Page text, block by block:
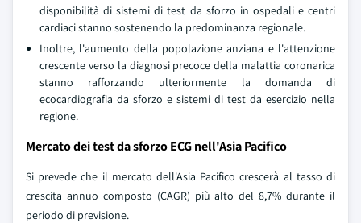
disponibilità di sistemi di test da sforzo in ospedali e centri
cardiaci stanno sostenendo la predominanza regionale.
Inoltre, l'aumento della popolazione anziana e l'attenzione
crescente verso la diagnosi precoce della malattia coronarica
stanno rafforzando ulteriormente la domanda di
ecocardiografia da sforzo e sistemi di test da esercizio nella
regione.
Mercato dei test da sforzo ECG nell'Asia Pacifico
Si prevede che il mercato dell'Asia Pacifico crescerà al tasso di
crescita annuo composto (CAGR) più alto del 8,7% durante il
periodo di previsione.